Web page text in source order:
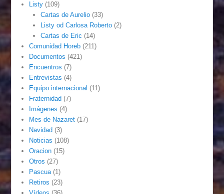
Listy (109)
Cartas de Aurelio(33)
Listy od Carlosa Roberto(2)
Cartas de Eric (14)
Comunidad Horeb (211)
Documentos (421)
Encuentros (7)
Entrevistas (4)
Equipo internacional (11)
Fraternidad (7)
Imágenes (4)
Mes de Nazaret (17)
Navidad (3)
Noticias (108)
Oracion (15)
Otros (27)
Pascua (1)
Retiros (23)